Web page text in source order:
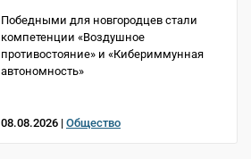
Победными для новгородцев стали
компетенции «Воздушное
противостояние» и «Кибериммунная
автономность»
08.08.2026 | Общество